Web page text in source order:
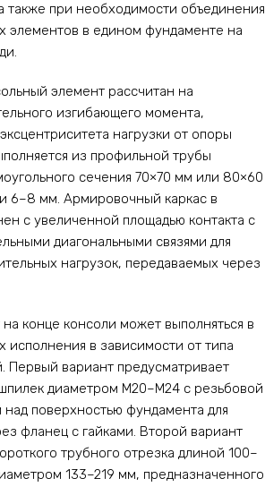
также при необходимости объединения
элементов в едином фундаменте на
элемент рассчитан на
изгибающего момента,
нагрузки от опоры
из профильной трубы
сечения 70×70 мм или 80×60
6–8 мм. Армировочный каркас в
с увеличенной площадью контакта с
диагональными связями для
нагрузок, передаваемых через
конце консоли может выполняться в
исполнения в зависимости от типа
Первый вариант предусматривает
диаметром М20–М24 с резьбовой
поверхностью фундамента для
фланец с гайками. Второй вариант
трубного отрезка длиной 100–
133–219 мм, предназначенного